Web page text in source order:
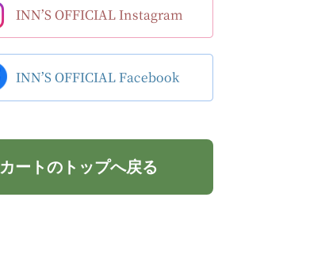
カートのトップへ戻る